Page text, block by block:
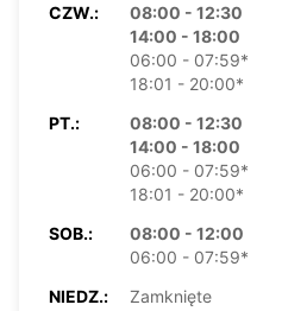
CZW.:
08:00 - 12:30
14:00 - 18:00
06:00 - 07:59*
18:01 - 20:00*
PT.:
08:00 - 12:30
14:00 - 18:00
06:00 - 07:59*
18:01 - 20:00*
SOB.:
08:00 - 12:00
06:00 - 07:59*
NIEDZ.:
Zamknięte